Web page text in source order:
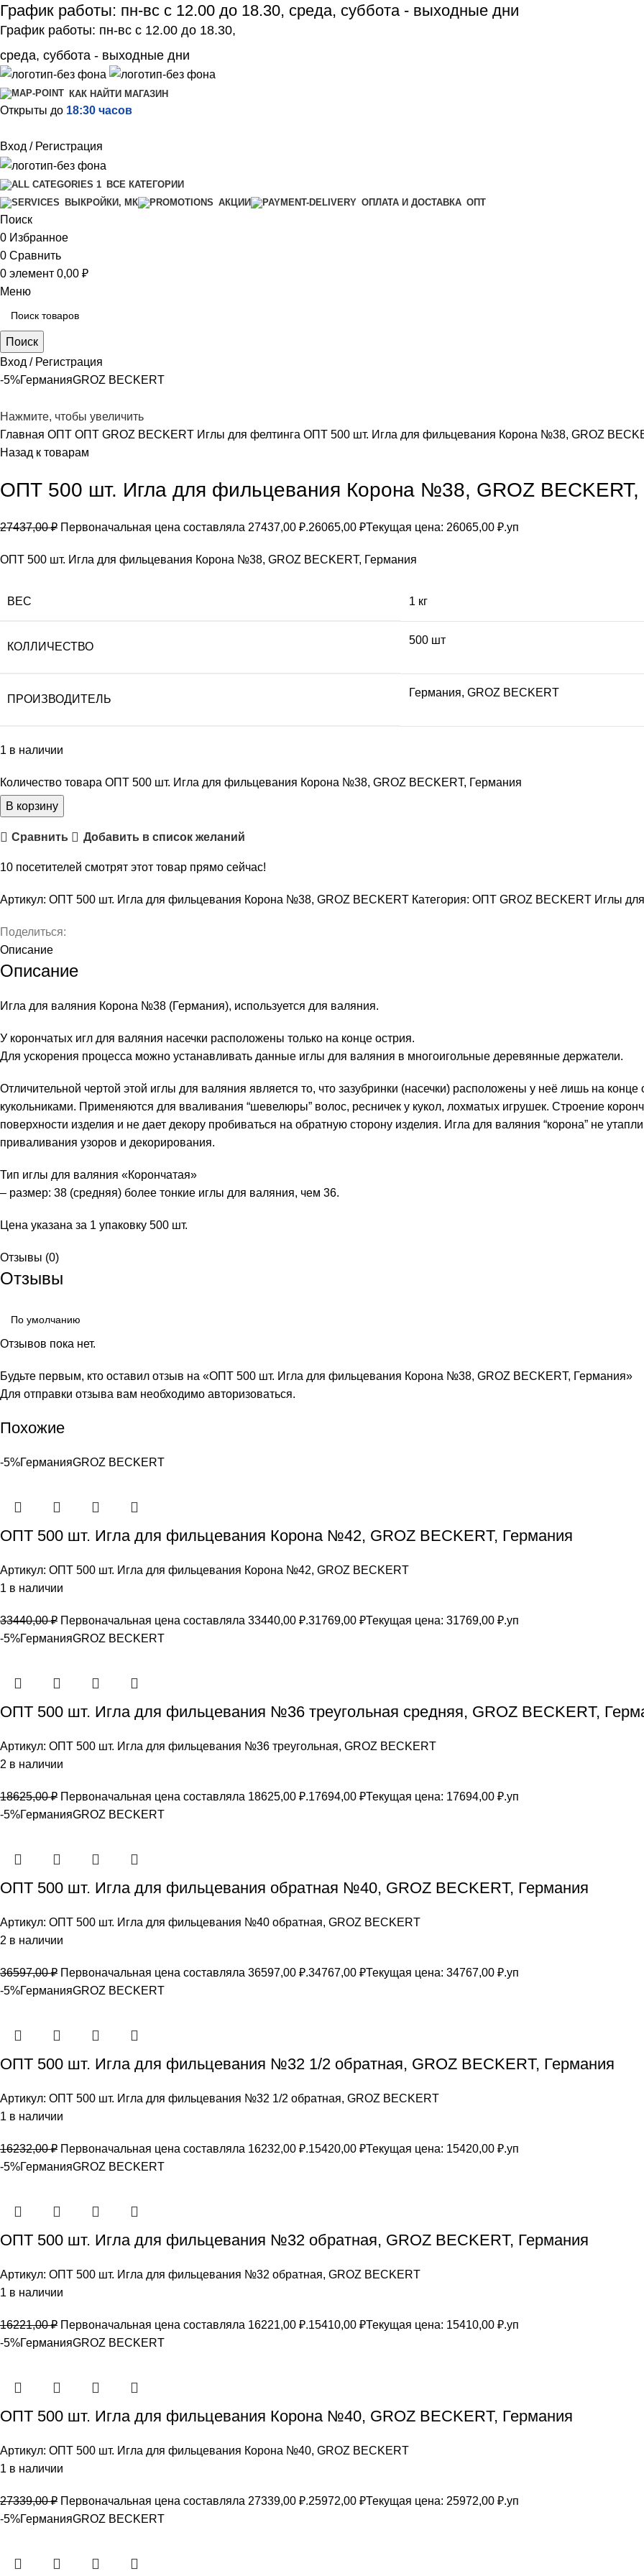
График работы: пн-вс с 12.00 до 18.30, среда, суббота - выходные дни
График работы: пн-вс с 12.00 до 18.30,
среда, суббота - выходные дни
КАК НАЙТИ МАГАЗИН
Открыты до 18:30 часов
Вход / Регистрация
ВСЕ КАТЕГОРИИ
ВЫКРОЙКИ, МК
АКЦИИ ОПЛАТА И ДОСТАВКА ОПТ
Поиск
0 Избранное
0 Сравнить
0 элемент 0,00 ₽
Меню
Поиск
Вход / Регистрация
-5%ГерманияGROZ BEСKERT
Нажмите, чтобы увеличить
Главная ОПТ ОПТ GROZ BECKERT Иглы для фелтинга ОПТ 500 шт. Игла для фильцевания Корона №38, GROZ
Назад к товарам
ОПТ 500 шт. Игла для фильцевания Корона №38, GROZ BEСKERT,
27437,00₽ Первоначальная цена составляла 27437,00 ₽.26065,00 ₽Текущая цена: 26065,00 ₽.уп
ОПТ 500 шт. Игла для фильцевания Корона №38, GROZ BEСKERT, Германия
ВЕС 1 кг
КОЛЛИЧЕСТВО
500 шт
ПРОИЗВОДИТЕЛЬ
Германия, GROZ BEСKERT
1 в наличии
Количество товара ОПТ 500 шт. Игла для фильцевания Корона №38, GROZ BEСKERT, Германия
В корзину
Сравнить Добавить в список желаний
10 посетителей смотрят этот товар прямо сейчас!
Артикул: ОПТ 500 шт. Игла для фильцевания Корона №38, GROZ BEСKERT Категория: ОПТ GROZ BECKERT Иглы
Поделиться:
Описание
Описание
Игла для валяния Корона №38 (Германия), используется для валяния.
У корончатых игл для валяния насечки расположены только на конце острия.
Для ускорения процесса можно устанавливать данные иглы для валяния в многоигольные деревянные держатели.
Отличительной чертой этой иглы для валяния является то, что зазубринки (насечки) расположены у неё лишь на
кукольниками. Применяются для вваливания “шевелюры” волос, ресничек у кукол, лохматых игрушек. Строение
поверхности изделия и не дает декору пробиваться на обратную сторону изделия. Игла для валяния “корона” не
приваливания узоров и декорирования.
Тип иглы для валяния «Корончатая»
– размер: 38 (средняя) более тонкие иглы для валяния, чем 36.
Цена указана за 1 упаковку 500 шт.
Отзывы (0)
Отзывы
Отзывов пока нет.
Будьте первым, кто оставил отзыв на «ОПТ 500 шт. Игла для фильцевания Корона №38, GROZ BEСKERT, Германия»
Для отправки отзыва вам необходимо авторизоваться.
Похожие
-5%ГерманияGROZ BEСKERT
ОПТ 500 шт. Игла для фильцевания Корона №42, GROZ BEСKERT, Германия
Артикул: ОПТ 500 шт. Игла для фильцевания Корона №42, GROZ BEСKERT
1 в наличии
33440,00₽ Первоначальная цена составляла 33440,00 ₽.31769,00 ₽Текущая цена: 31769,00 ₽.уп
-5%ГерманияGROZ BEСKERT
ОПТ 500 шт. Игла для фильцевания №36 треугольная средняя, GROZ BEСKERT,
Артикул: ОПТ 500 шт. Игла для фильцевания №36 треугольная, GROZ BEСKERT
2 в наличии
18625,00₽ Первоначальная цена составляла 18625,00 ₽.17694,00 ₽Текущая цена: 17694,00 ₽.уп
-5%ГерманияGROZ BEСKERT
ОПТ 500 шт. Игла для фильцевания обратная №40, GROZ BEСKERT, Германия
Артикул: ОПТ 500 шт. Игла для фильцевания №40 обратная, GROZ BEСKERT
2 в наличии
36597,00₽ Первоначальная цена составляла 36597,00 ₽.34767,00 ₽Текущая цена: 34767,00 ₽.уп
-5%ГерманияGROZ BEСKERT
ОПТ 500 шт. Игла для фильцевания №32 1/2 обратная, GROZ BEСKERT, Германия
Артикул: ОПТ 500 шт. Игла для фильцевания №32 1/2 обратная, GROZ BEСKERT
1 в наличии
16232,00₽ Первоначальная цена составляла 16232,00 ₽.15420,00 ₽Текущая цена: 15420,00 ₽.уп
-5%ГерманияGROZ BEСKERT
ОПТ 500 шт. Игла для фильцевания №32 обратная, GROZ BEСKERT, Германия
Артикул: ОПТ 500 шт. Игла для фильцевания №32 обратная, GROZ BEСKERT
1 в наличии
16221,00₽ Первоначальная цена составляла 16221,00 ₽.15410,00 ₽Текущая цена: 15410,00 ₽.уп
-5%ГерманияGROZ BEСKERT
ОПТ 500 шт. Игла для фильцевания Корона №40, GROZ BEСKERT, Германия
Артикул: ОПТ 500 шт. Игла для фильцевания Корона №40, GROZ BEСKERT
1 в наличии
27339,00₽ Первоначальная цена составляла 27339,00 ₽.25972,00 ₽Текущая цена: 25972,00 ₽.уп
-5%ГерманияGROZ BEСKERT